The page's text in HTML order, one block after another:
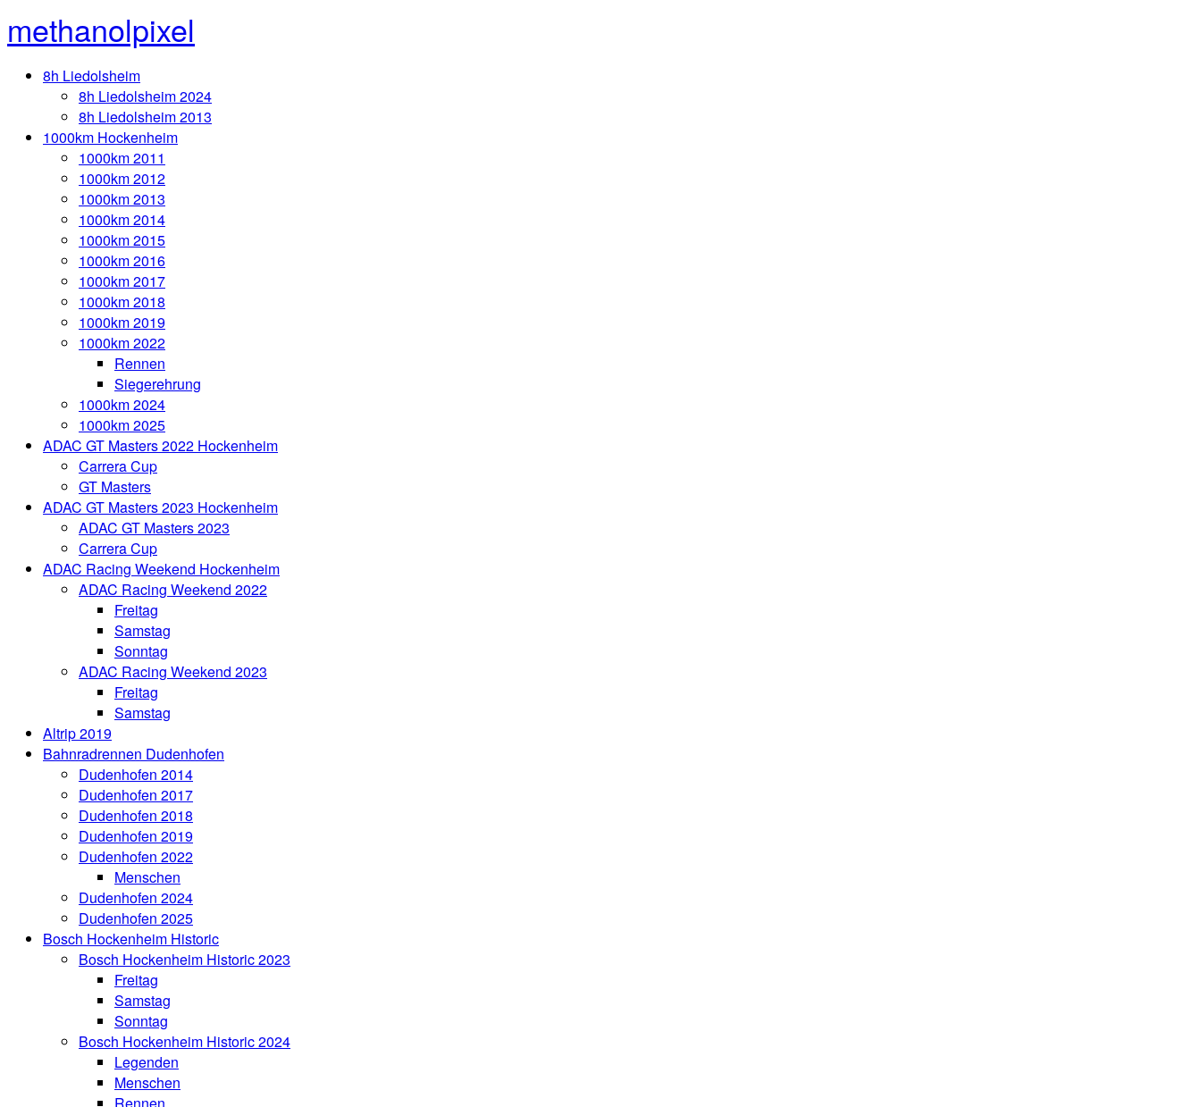
methanolpixel
8h Liedolsheim
8h Liedolsheim 2024
8h Liedolsheim 2013
1000km Hockenheim
1000km 2011
1000km 2012
1000km 2013
1000km 2014
1000km 2015
1000km 2016
1000km 2017
1000km 2018
1000km 2019
1000km 2022
Rennen
Siegerehrung
1000km 2024
1000km 2025
ADAC GT Masters 2022 Hockenheim
Carrera Cup
GT Masters
ADAC GT Masters 2023 Hockenheim
ADAC GT Masters 2023
Carrera Cup
ADAC Racing Weekend Hockenheim
ADAC Racing Weekend 2022
Freitag
Samstag
Sonntag
ADAC Racing Weekend 2023
Freitag
Samstag
Altrip 2019
Bahnradrennen Dudenhofen
Dudenhofen 2014
Dudenhofen 2017
Dudenhofen 2018
Dudenhofen 2019
Dudenhofen 2022
Menschen
Dudenhofen 2024
Dudenhofen 2025
Bosch Hockenheim Historic
Bosch Hockenheim Historic 2023
Freitag
Samstag
Sonntag
Bosch Hockenheim Historic 2024
Legenden
Menschen